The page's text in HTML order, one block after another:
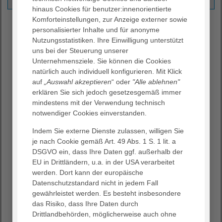
Schnelle Hilfe bei Herz-Kreislauf-
Stillstand: Cardiac Arrest Center
Das AGAPLESION BETHANIEN KRANKENHAUS ist seit 2021
vom Deutschen Rat für Wiederbelebung als Cardiac
Arrest Center zertifiziert. Damit zählen wir zu den
wenigen Krankenhäusern in Deutschland, die auf die
Weiterbehandlung von Patienten nach einem Herz-
Kreislauf-Stillstand spezialisiert sind. Mehr als 80.000
Kreislauf-Stillstand außerhalb eines Krankenhauses. In
solchen Notfällen zählt jede Sekunde, um das Überleben
des Patienten zu sichern. Für die Prognose ist neben der
schnellen Wiederbelebung vor Ort insbesondere die
Weiterbehandlung in einer spezialisierten Klinik wie der
unseren entscheidend.
In unserem Cardiac Arrest Center arbeitet ein
interdisziplinäres Team aus Intensivmedizinern,
hinaus Cookies für benutzer:innenorientierte
Komforteinstellungen, zur Anzeige externer sowie
personalisierter Inhalte und für anonyme
Nutzungsstatistiken. Ihre Einwilligung unterstützt
uns bei der Steuerung unserer
Unternehmensziele. Sie können die Cookies
natürlich auch individuell konfigurieren. Mit Klick
auf „Auswahl akzeptieren“ oder "Alle ablehnen"
erklären Sie sich jedoch gesetzesgemäß immer
mindestens mit der Verwendung technisch
notwendiger Cookies einverstanden.
Indem Sie externe Dienste zulassen, willigen Sie
je nach Cookie gemäß Art. 49 Abs. 1 S. 1 lit. a
DSGVO ein, dass Ihre Daten ggf. außerhalb der
EU in Drittländern, u.a. in der USA verarbeitet
werden. Dort kann der europäische
Datenschutzstandard nicht in jedem Fall
gewährleistet werden. Es besteht insbesondere
das Risiko, dass Ihre Daten durch
Drittlandbehörden, möglicherweise auch ohne